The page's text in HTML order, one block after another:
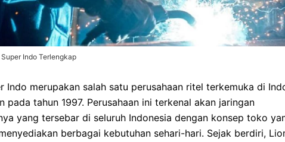
Indo Terlengkap
Indo merupakan salah satu perusahaan ritel terkemuka di
pada tahun 1997. Perusahaan ini terkenal akan jaringan
yang tersebar di seluruh Indonesia dengan konsep toko
berbagai kebutuhan sehari-hari. Sejak berdiri,